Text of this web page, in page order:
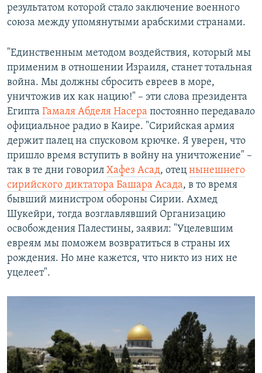
результатом которой стало заключение военного
союза между упомянутыми арабскими странами.
"Единственным методом воздействия, который мы
применим в отношении Израиля, станет тотальная
война. Мы должны сбросить евреев в море,
уничтожив их как нацию!" – эти слова президента
Египта Гамаля Абделя Насера постоянно передавало
официальное радио в Каире. "Сирийская армия
держит палец на спусковом крючке. Я уверен, что
пришло время вступить в войну на уничтожение" –
так в те дни говорил Хафез Асад, отец нынешнего
сирийского диктатора Башара Асада, в то время
бывший министром обороны Сирии. Ахмед
Шукейри, тогда возглавлявший Организацию
освобождения Палестины, заявил: "Уцелевшим
евреям мы поможем возвратиться в страны их
рождения. Но мне кажется, что никто из них не
уцелеет".